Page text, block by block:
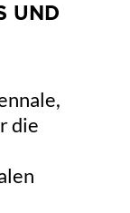
UND
die